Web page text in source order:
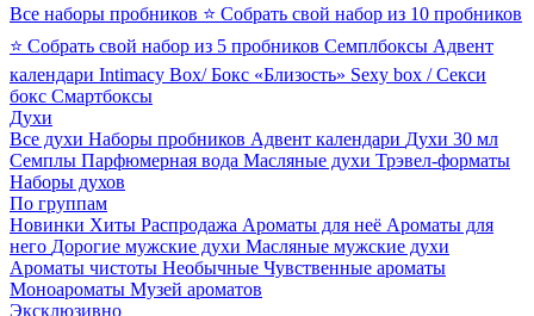
Все наборы пробников ⭐ Собрать свой набор из 10 пробников
⭐ Собрать свой набор из 5 пробников Семплбоксы Адвент
календари Intimacy Box/ Бокс «Близость» Sexy box / Секси
бокс Смартбоксы
Духи
Все духи Наборы пробников Адвент календари Духи 30 мл
Семплы Парфюмерная вода Масляные духи Трэвел-форматы
Наборы духов
По группам
Новинки Хиты Распродажа Ароматы для неё Ароматы для
него Дорогие мужские духи Масляные мужские духи
Ароматы чистоты Необычные Чувственные ароматы
Моноароматы Музей ароматов
Эксклюзивно